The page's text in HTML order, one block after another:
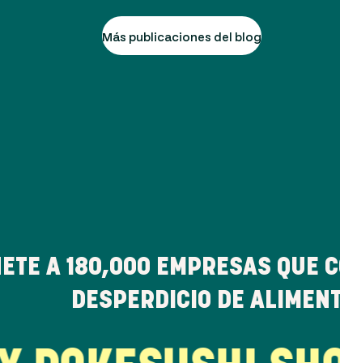
Más publicaciones del blog
A 180,000 EMPRESAS QUE
DESPERDICIO DE